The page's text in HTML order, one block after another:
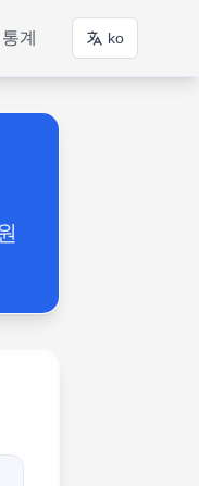
통계 ko